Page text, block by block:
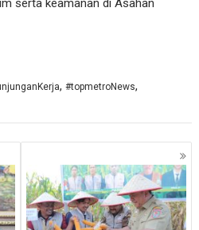
serta keamanan di Asahan
,#topmetroNews,